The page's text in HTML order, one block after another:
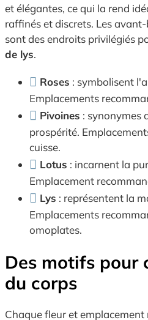
et élégantes, ce qui la rend
raffinés et discrets. Les
sont des endroits privilégiés
de lys.
Roses : symbolisent
Emplacements
Pivoines : synonymes
prospérité.
cuisse.
Lotus : incarnent la
Emplacement
Lys : représentent la
Emplacements
omoplates.
Des motifs pour
du corps
Chaque fleur et